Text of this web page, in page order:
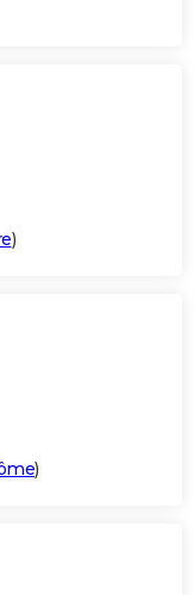
)
)